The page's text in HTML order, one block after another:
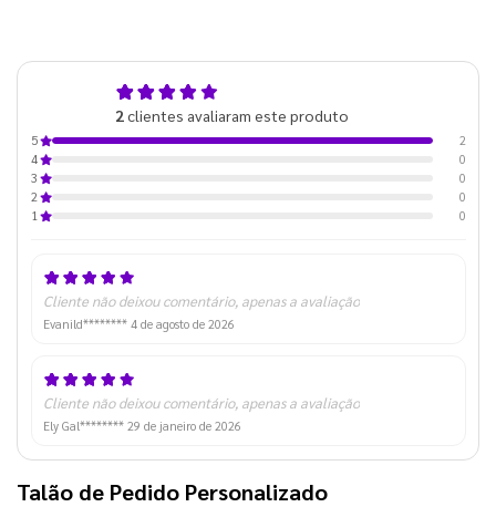
2clientes avaliaram este produto
5
2
4
0
3
0
2
0
1
0
Cliente não deixou comentário, apenas a avaliação
Evanild******** 4 de agosto de 2026
Cliente não deixou comentário, apenas a avaliação
Ely Gal******** 29 de janeiro de 2026
Talão de Pedido Personalizado